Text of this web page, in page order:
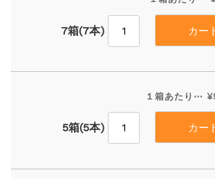
7箱(7本)
１箱あたり⋯
5箱(5本)